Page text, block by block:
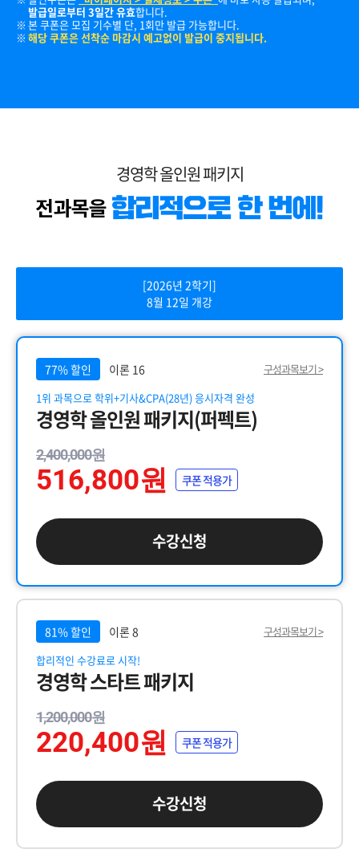
발급일로부터 3일간 유효합니다.
본 쿠폰은 모집 기수별 단, 1회만 발급 가능합니다.
해당 쿠폰은 선착순 마감시 예고없이 발급이 중지됩니다.
경영학 올인원 패키지
[2026년 2학기]
8월 12일 개강
77% 할인 이론 16
구성과목보기 >
1위 과목으로 학위+기사&CPA(28년) 응시자격 완성
경영학 올인원 패키지(퍼펙트)
2,400,000원
516,800원 쿠폰 적용가
수강신청
81% 할인 이론 8
구성과목보기 >
합리적인 수강료로 시작!
경영학 스타트 패키지
1,200,000원
220,400원 쿠폰 적용가
수강신청